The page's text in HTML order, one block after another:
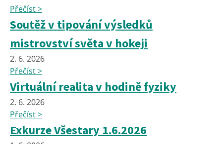
Přečíst >
Soutěž v tipování výsledků
mistrovství světa v hokeji
2. 6. 2026
Přečíst >
Virtuální realita v hodině fyziky
2. 6. 2026
Přečíst >
Exkurze Všestary 1.6.2026